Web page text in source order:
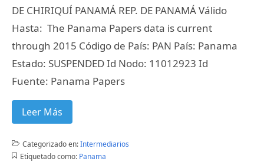
DE CHIRIQUÍ PANAMÁ REP. DE PANAMÁ Válido
Hasta: The Panama Papers data is current
through 2015 Código de País: PAN País: Panama
Estado: SUSPENDED Id Nodo: 11012923 Id
Fuente: Panama Papers
Leer Más
Categorizado en:Intermediarios
Etiquetado como: Panama